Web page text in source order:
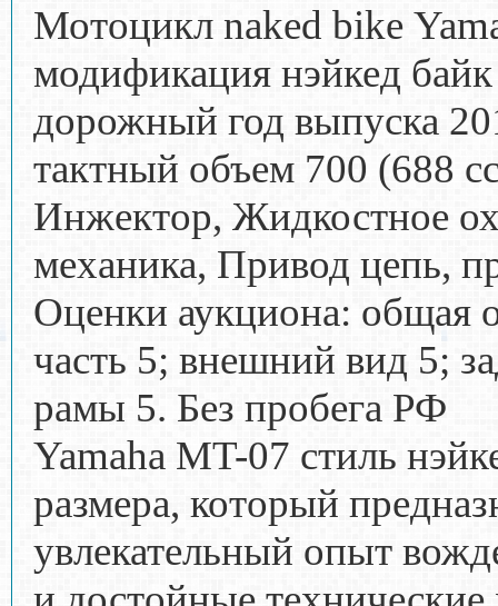
Мотоцикл naked bike
модификация нэйкед
дорожный год выпуска
тактный объем 700 (688
Инжектор, Жидкостное
механика, Привод цепь,
Оценки аукциона: общая
часть 5; внешний вид 5;
рамы 5. Без пробега РФ
Yamaha MT-07 стиль
размера, который
увлекательный опыт